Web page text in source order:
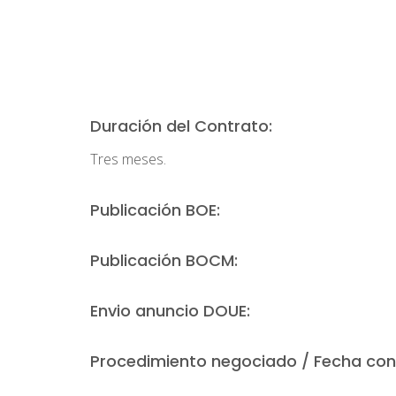
Duración del Contrato:
Tres meses.
Publicación BOE:
Publicación BOCM:
Envio anuncio DOUE:
Procedimiento negociado / Fecha